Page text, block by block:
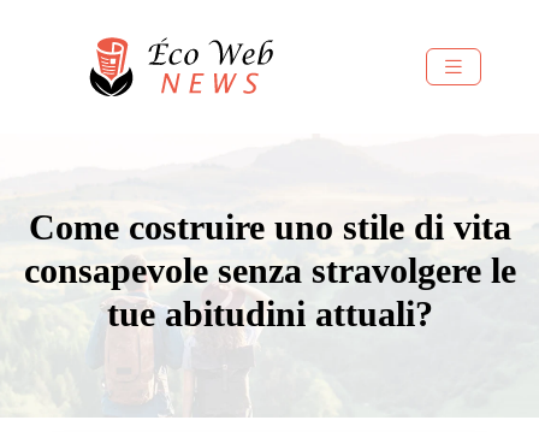
Come costruire uno stile di vita
consapevole senza stravolgere le
tue abitudini attuali?